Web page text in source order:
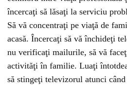
încercaţi să lăsaţi la serviciu
Să vă concentraţi pe viaţă de
acasă. Încercaţi să vă închideţi
nu verificaţi mailurile, să vă
activităţi în familie. Luaţi
să stingeţi televizorul atunci